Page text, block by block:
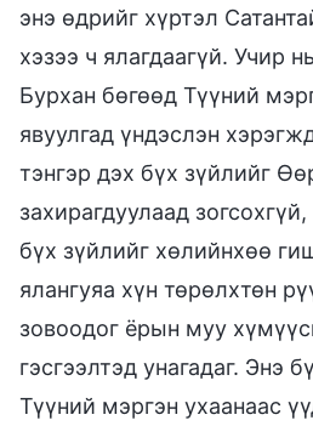
энэ өдрийг хүртэл
хэзээ ч ялагдаагүй. Учир
Бурхан бөгөөд Түүний
явуулгад үндэслэн
тэнгэр дэх бүх зүйлийг
захирагдуулаад
бүх зүйлийг хөлийнхөө
ялангуяа хүн төрөлхтөн
зовоодог ёрын муу
гэсгээлтэд унагадаг. Энэ
Түүний мэргэн ухаанаас